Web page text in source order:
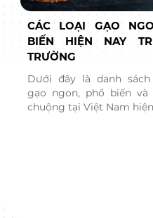
CÁC LOẠI GẠO
BIẾN HIỆN NAY
TRƯỜNG
Dưới đây là danh
gạo ngon, phổ biến và
chuộng tại Việt Nam